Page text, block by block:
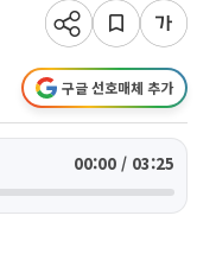
구글 선호매체 추가
00:00 / 03:25